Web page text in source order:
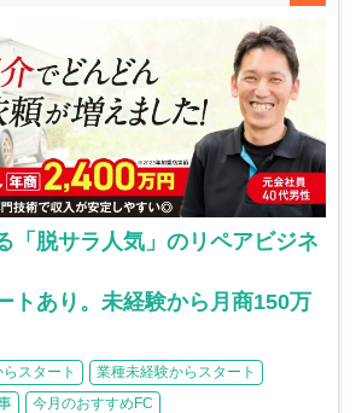
「脱サラ人気」のリペアビジネ
トあり。未経験から月商150万
スタート
業種未経験からスタート
今月のおすすめFC